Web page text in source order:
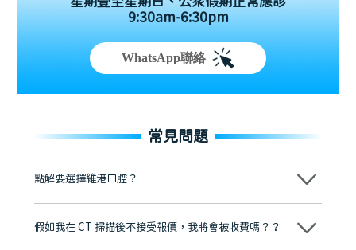
9:30am-6:30pm
WhatsApp聯絡
常見問題
點解要選擇維港口腔？
維港口腔踐行「醫道濟世」的大學校訓，各分院匯聚來自香港、內地的
牌」、「2025香港企業領袖品牌」，是諾貝爾種植系統全球放心植牙中
假如我在 CT 掃描後不接受報價，我將會被收費嗎？？